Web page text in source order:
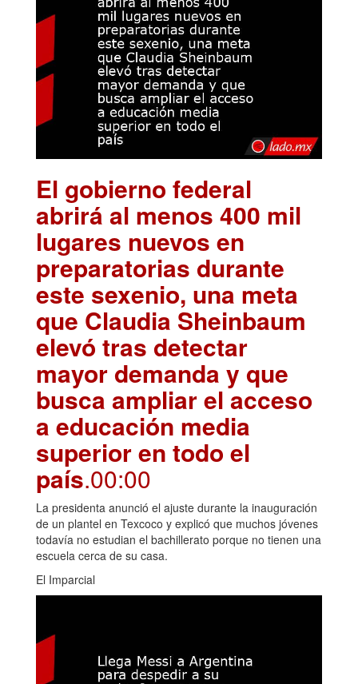
El gobierno federal
abrirá al menos 400 mil
lugares nuevos en
preparatorias durante
este sexenio, una meta
que Claudia Sheinbaum
elevó tras detectar
mayor demanda y que
busca ampliar el acceso
a educación media
superior en todo el
país.00:00
La presidenta anunció el ajuste durante la inauguración
de un plantel en Texcoco y explicó que muchos jóvenes
todavía no estudian el bachillerato porque no tienen una
escuela cerca de su casa.
El Imparcial